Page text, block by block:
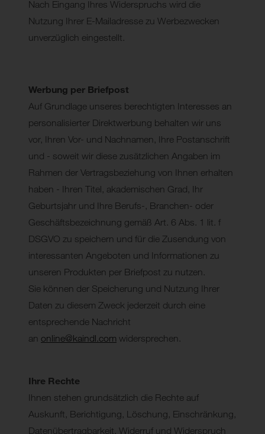
Nach Eingang Ihres Widerspruchs wird die
Nutzung Ihrer E-Mailadresse zu Werbezwecken
unverzüglich eingestellt.
Werbung per Briefpost
Auf Grundlage unseres berechtigten Interesses an
personalisierter Direktwerbung behalten wir uns
vor, Ihren Vor- und Nachnamen, Ihre Postanschrift
und - soweit wir diese zusätzlichen Angaben im
Rahmen der Vertragsbeziehung von Ihnen erhalten
haben - Ihren Titel, akademischen Grad, Ihr
Geburtsjahr und Ihre Berufs-, Branchen- oder
Geschäftsbezeichnung gemäß Art. 6 Abs. 1 lit. f
DSGVO zu speichern und für die Zusendung von
interessanten Angeboten und Informationen zu
unseren Produkten per Briefpost zu nutzen.
Sie können der Speicherung und Nutzung Ihrer
Daten zu diesem Zweck jederzeit durch eine
entsprechende Nachricht
an online@kaindl.com widersprechen.
Ihre Rechte
Ihnen stehen grundsätzlich die Rechte auf
Auskunft, Berichtigung, Löschung, Einschränkung,
Datenübertragbarkeit, Widerruf und Widerspruch